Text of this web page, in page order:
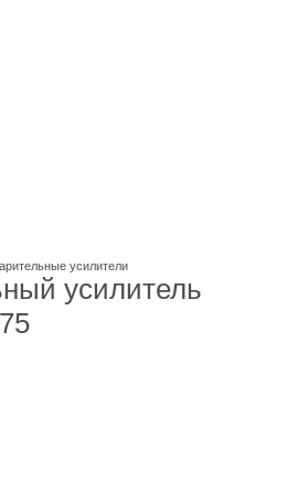
усилители
усилитель